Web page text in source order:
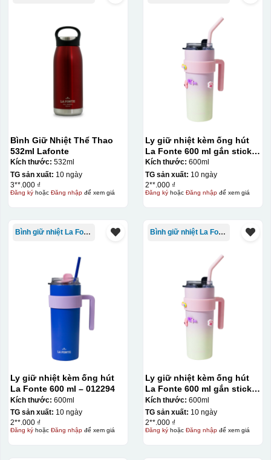
Bình Giữ Nhiệt Thể Thao
532ml Lafonte
Kích thước: 532ml
TG sản xuất: 10 ngày
3**.000 ₫
Đăng kýhoặc Đăng nhậpđể xem giá
Ly giữ nhiệt kèm ống hút
La Fonte 600 ml gắn sticker
– 012294
Kích thước: 600ml
TG sản xuất: 10 ngày
2**.000 ₫
Đăng kýhoặc Đăng nhậpđể xem giá
Bình giữ nhiệt La Fonte
Ly giữ nhiệt kèm ống hút
La Fonte 600 ml – 012294
Kích thước: 600ml
TG sản xuất: 10 ngày
2**.000 ₫
Đăng kýhoặc Đăng nhậpđể xem giá
Bình giữ nhiệt La Fonte
Ly giữ nhiệt kèm ống hút
La Fonte 600 ml gắn sticker
– 012294
Kích thước: 600ml
TG sản xuất: 10 ngày
2**.000 ₫
Đăng kýhoặc Đăng nhậpđể xem giá